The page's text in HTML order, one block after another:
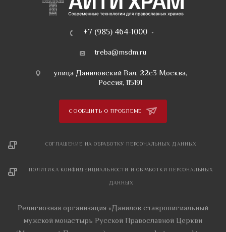
+7 (985) 464-1000
treba@msdm.ru
улица Даниловский Вал, 22с3 Москва,
Россия, 115191
СООБЩИТЬ О ПРОБЛЕМЕ
СОГЛАШЕНИЕ НА ОБРАБОТКУ ПЕРСОНАЛЬНЫХ ДАННЫХ
ПОЛИТИКА КОНФИДЕНЦИАЛЬНОСТИ И ОБРАБОТКИ ПЕРСОНАЛЬНЫХ
ДАННЫХ
Религиозная организация «Данилов ставропигиальный
мужской монастырь Русской Православной Церкви